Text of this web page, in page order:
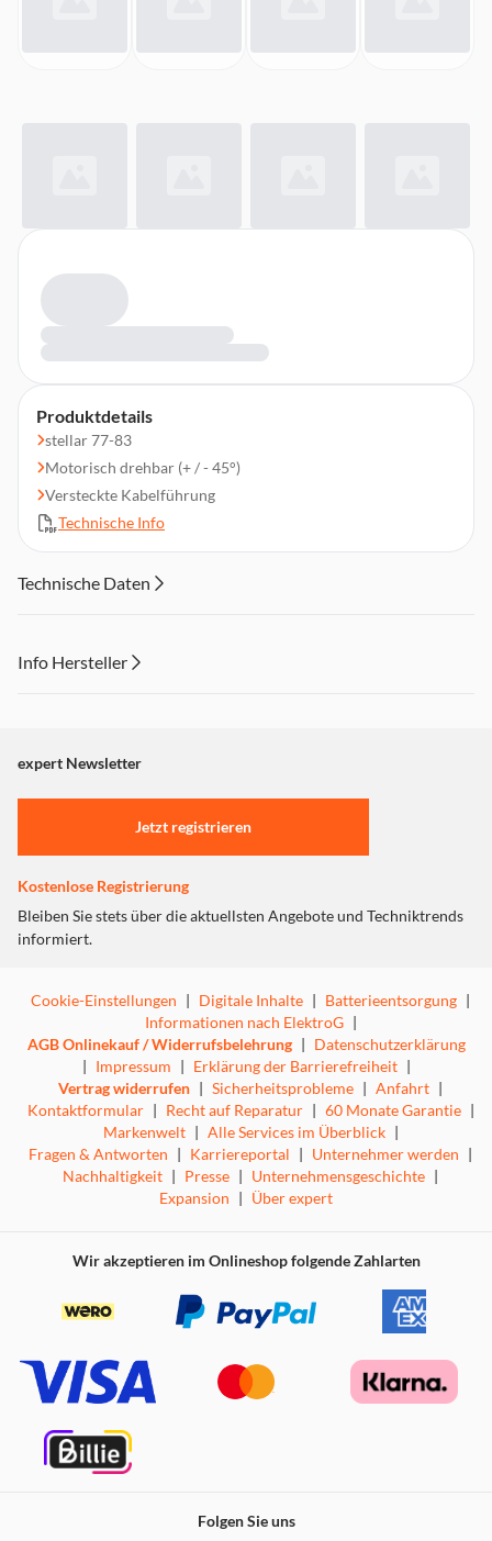
Produktdetails
stellar 77-83
Motorisch drehbar (+ / - 45°)
Versteckte Kabelführung
Technische Info
Technische Daten
Info Hersteller
"Marketing".
Einstellungen anpassen
expert Newsletter
Jetzt registrieren
Kostenlose Registrierung
Bleiben Sie stets über die aktuellsten Angebote und Techniktrends
informiert.
Cookie-Einstellungen | Digitale Inhalte | Batterieentsorgung |
Informationen nach ElektroG |
AGB Onlinekauf / Widerrufsbelehrung | Datenschutzerklärung
| Impressum | Erklärung der Barrierefreiheit |
Vertrag widerrufen | Sicherheitsprobleme | Anfahrt |
Kontaktformular | Recht auf Reparatur | 60 Monate Garantie |
Markenwelt | Alle Services im Überblick |
Fragen & Antworten | Karriereportal | Unternehmer werden |
Nachhaltigkeit | Presse | Unternehmensgeschichte |
Expansion | Über expert
Wir akzeptieren im Onlineshop folgende Zahlarten
Folgen Sie uns